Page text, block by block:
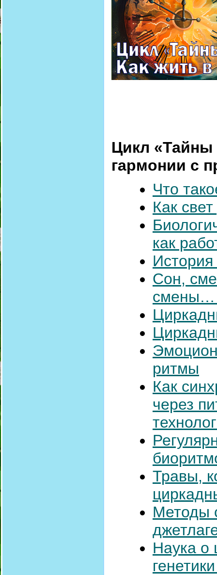
Цикл
гармонии с
Что
Как
как
Сон,
смены…
ритмы
Как
через
Травы,
Методы
Наука о